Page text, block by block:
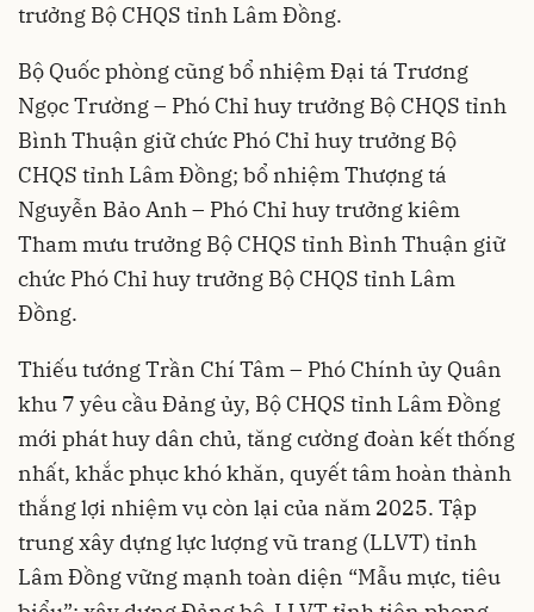
trưởng Bộ CHQS tỉnh Lâm Đồng.
Bộ Quốc phòng cũng bổ nhiệm Đại tá Trương
Ngọc Trường – Phó Chỉ huy trưởng Bộ CHQS tỉnh
Bình Thuận giữ chức Phó Chỉ huy trưởng Bộ
CHQS tỉnh Lâm Đồng; bổ nhiệm Thượng tá
Nguyễn Bảo Anh – Phó Chỉ huy trưởng kiêm
Tham mưu trưởng Bộ CHQS tỉnh Bình Thuận giữ
chức Phó Chỉ huy trưởng Bộ CHQS tỉnh Lâm
Đồng.
Thiếu tướng Trần Chí Tâm – Phó Chính ủy Quân
khu 7 yêu cầu Đảng ủy, Bộ CHQS tỉnh Lâm Đồng
mới phát huy dân chủ, tăng cường đoàn kết thống
nhất, khắc phục khó khăn, quyết tâm hoàn thành
thắng lợi nhiệm vụ còn lại của năm 2025. Tập
trung xây dựng lực lượng vũ trang (LLVT) tỉnh
Lâm Đồng vững mạnh toàn diện “Mẫu mực, tiêu